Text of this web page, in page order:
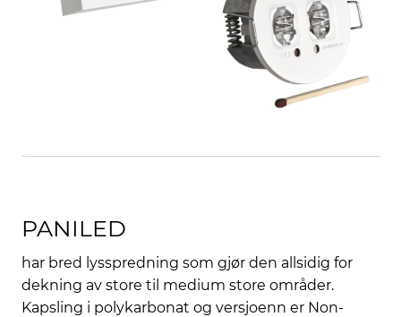
PANILED
har bred lysspredning som gjør den allsidig for
dekning av store til medium store områder.
Kapsling i polykarbonat og versjoenn er Non-